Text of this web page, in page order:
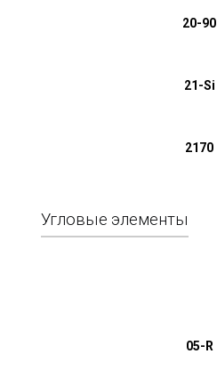
20-90
21-Si
2170
Угловые элементы
05-R